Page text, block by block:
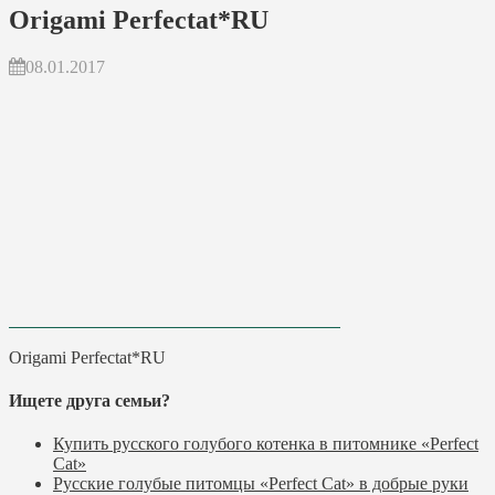
Origami Perfectat*RU
08.01.2017
Origami Perfectat*RU
Ищете друга семьи?
Купить русского голубого котенка в питомнике «Perfect
Cat»
Русские голубые питомцы «Perfect Cat» в добрые руки